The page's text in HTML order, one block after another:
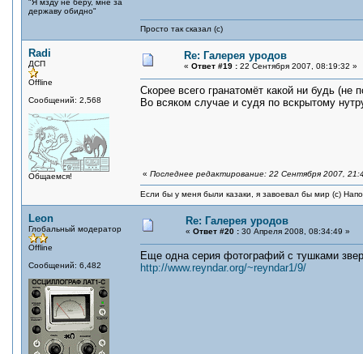
"Я мзду не беру, мне за
державу обидно"
Просто так сказал (с)
Radi
ДСП
Offline
Сообщений: 2,568
Общаемся!
Re: Галерея уродов
« Ответ #19 : 22 Сентября 2007, 08:19:32 »
Скорее всего гранатомёт какой ни будь (не
Во всяком случае и судя по вскрытому
« Последнее редактирование: 22 Сентября 2007,
Если бы у меня были казаки, я завоевал бы мир (с)
Leon
Глобальный модератор
Offline
Сообщений: 6,482
Re: Галерея уродов
« Ответ #20 : 30 Апреля 2008, 08:34:49 »
Еще одна серия фотографий с тушками
http://www.reyndar.org/~reyndar1/9/